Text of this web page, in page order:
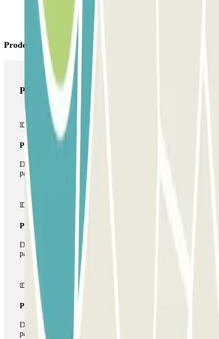
Prodotti di Parclick
Prodotti di Parclick
Pass unico
Durante il tuo soggiorno potrai entrare e uscire dal
parcheggio una sola volta
Pass multiparking
Durante il tuo soggiorno potrai usufruire dell'intera rete di
parcheggi disponibili su Parclick.
Pass illlimitato
Durante il tuo soggiorno potrai entrare e uscire dal
parcheggio tutte le volte che vorrai.